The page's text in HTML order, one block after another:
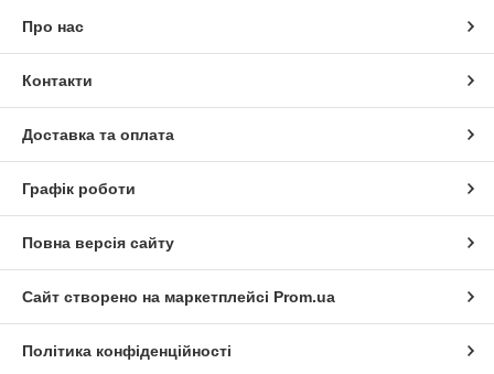
Про нас
Контакти
Доставка та оплата
Графік роботи
Повна версія сайту
Сайт створено на маркетплейсі Prom.ua
Політика конфіденційності